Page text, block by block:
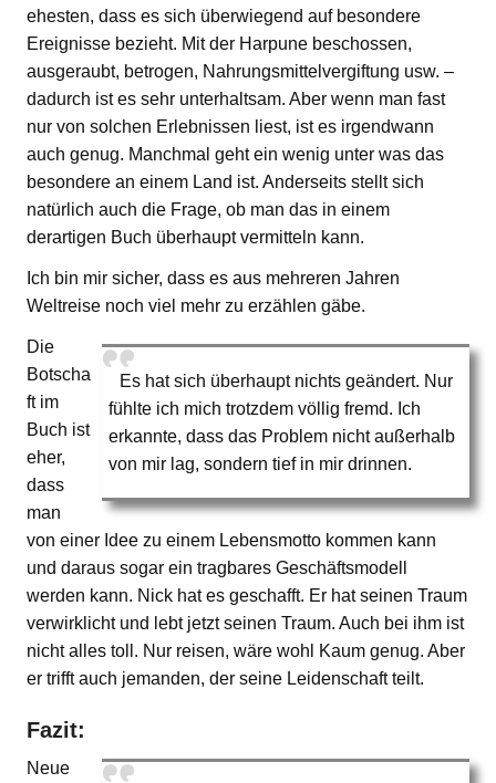
ehesten, dass es sich überwiegend auf besondere
Ereignisse bezieht. Mit der Harpune beschossen,
ausgeraubt, betrogen, Nahrungsmittelvergiftung usw. –
dadurch ist es sehr unterhaltsam. Aber wenn man fast
nur von solchen Erlebnissen liest, ist es irgendwann
auch genug. Manchmal geht ein wenig unter was das
besondere an einem Land ist. Anderseits stellt sich
natürlich auch die Frage, ob man das in einem
derartigen Buch überhaupt vermitteln kann.
Ich bin mir sicher, dass es aus mehreren Jahren
Weltreise noch viel mehr zu erzählen gäbe.
Es hat sich überhaupt nichts geändert. Nur
fühlte ich mich trotzdem völlig fremd. Ich
erkannte, dass das Problem nicht außerhalb
von mir lag, sondern tief in mir drinnen.
Die
Botscha
ft im
Buch ist
eher,
dass
man
von einer Idee zu einem Lebensmotto kommen kann
und daraus sogar ein tragbares Geschäftsmodell
werden kann. Nick hat es geschafft. Er hat seinen Traum
verwirklicht und lebt jetzt seinen Traum. Auch bei ihm ist
nicht alles toll. Nur reisen, wäre wohl Kaum genug. Aber
er trifft auch jemanden, der seine Leidenschaft teilt.
Fazit:
Neue